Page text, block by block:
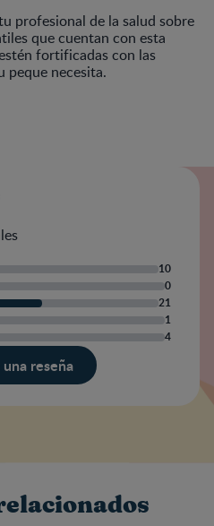
profesional de la salud sobre
que cuentan con esta
fortificadas con las
peque necesita.
10
0
21
1
4
reseña